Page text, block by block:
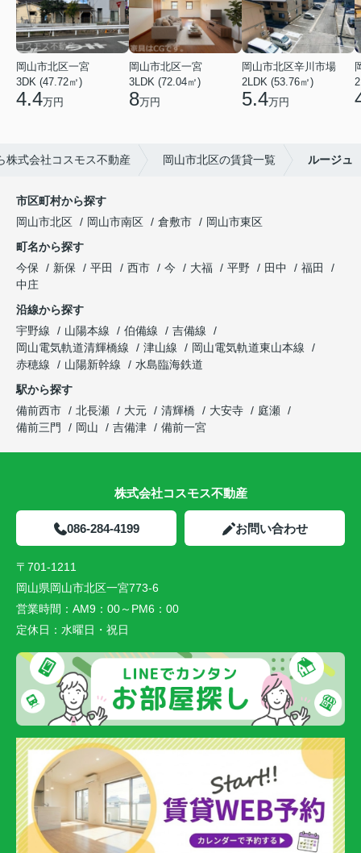
岡山市北区一宮
3DK (47.72㎡)
4.4万円
岡山市北区一宮
3LDK (72.04㎡)
8万円
岡山市北区辛川市場
2LDK (53.76㎡)
5.4万円
株式会社コスモス不動産 岡山市北区の賃貸一覧 ルージュ
市区町村から探す
岡山市北区
岡山市南区 倉敷市
岡山市東区
町名から探す
今保
新保 平田 西市 今 大福 平野 田中
福田
中庄
沿線から探す
宇野線
山陽本線 伯備線
吉備線
岡山電気軌道清輝橋線
津山線
岡山電気軌道東山本線
赤穂線
山陽新幹線
水島臨海鉄道
駅から探す
備前西市
北長瀬 大元 清輝橋 大安寺
庭瀬
備前三門
岡山 吉備津 備前一宮
株式会社コスモス不動産
086-284-4199 お問い合わせ
〒701-1211
岡山県岡山市北区一宮773-6
営業時間： AM9：00～PM6：00
定休日： 水曜日・祝日